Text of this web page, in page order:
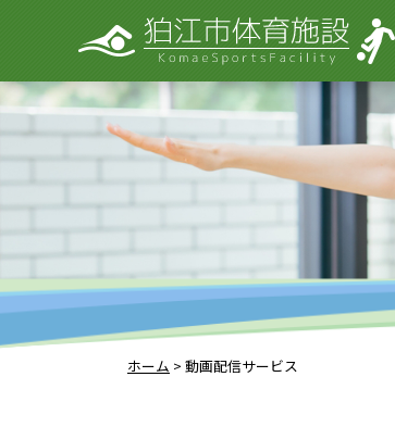
ホーム > 動画配信サービス